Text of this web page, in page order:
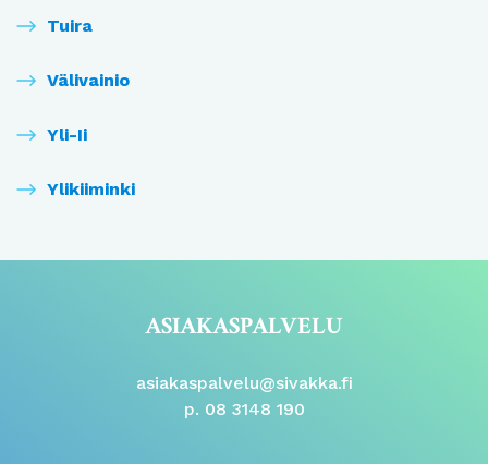
Tuira
Välivainio
Yli-Ii
Ylikiiminki
ASIAKASPALVELU
asiakaspalvelu@sivakka.fi
p. 08 3148 190